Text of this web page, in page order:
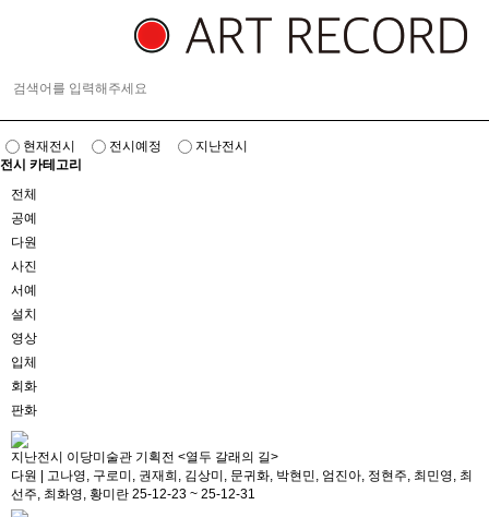
현재전시 전시예정
지난전시
전시 카테고리
전체
공예
다원
사진
서예
설치
영상
입체
회화
판화
지난전시
이당미술관 기획전 <열두 갈래의 길>
다원
고나영, 구로미, 권재희, 김상미, 문귀화, 박현민, 엄진아, 정현주, 최민영, 최
선주, 최화영, 황미란 25-12-23 ~ 25-12-31